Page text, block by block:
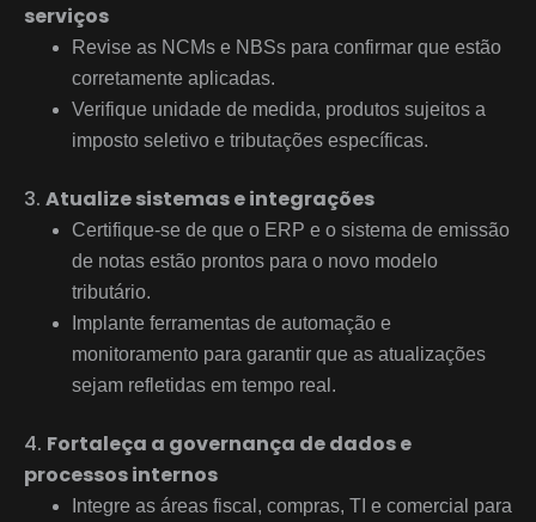
serviços
Revise as NCMs e NBSs para confirmar que estão
corretamente aplicadas.
Verifique unidade de medida, produtos sujeitos a
imposto seletivo e tributações específicas.
Atualize sistemas e integrações
Certifique-se de que o ERP e o sistema de emissão
de notas estão prontos para o novo modelo
tributário.
Implante ferramentas de automação e
monitoramento para garantir que as atualizações
sejam refletidas em tempo real.
Fortaleça a governança de dados e
processos internos
Integre as áreas fiscal, compras, TI e comercial para